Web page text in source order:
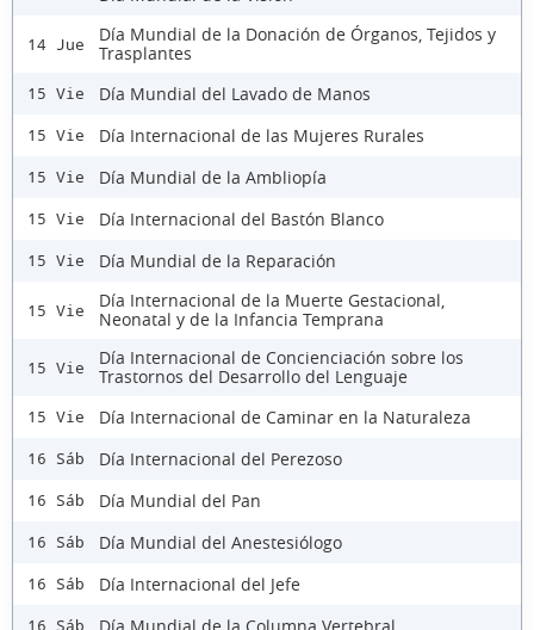
14 Jue
Día Mundial de la Donación de Órganos, Tejidos y
Trasplantes
15 Vie Día Mundial del Lavado de Manos
15 Vie Día Internacional de las Mujeres Rurales
15 Vie Día Mundial de la Ambliopía
15 Vie Día Internacional del Bastón Blanco
15 Vie Día Mundial de la Reparación
15 Vie
Día Internacional de la Muerte Gestacional,
Neonatal y de la Infancia Temprana
15 Vie
Día Internacional de Concienciación sobre los
Trastornos del Desarrollo del Lenguaje
15 Vie Día Internacional de Caminar en la Naturaleza
16 Sáb Día Internacional del Perezoso
16 Sáb Día Mundial del Pan
16 Sáb Día Mundial del Anestesiólogo
16 Sáb Día Internacional del Jefe
16 Sáb